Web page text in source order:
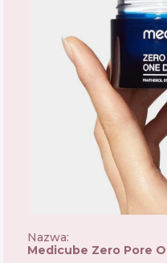
Nazwa:
Medicube Zero Pore